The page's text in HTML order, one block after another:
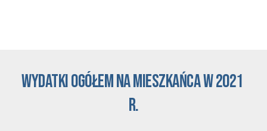
Wydatki ogółem na mieszkańca w 2021
r.